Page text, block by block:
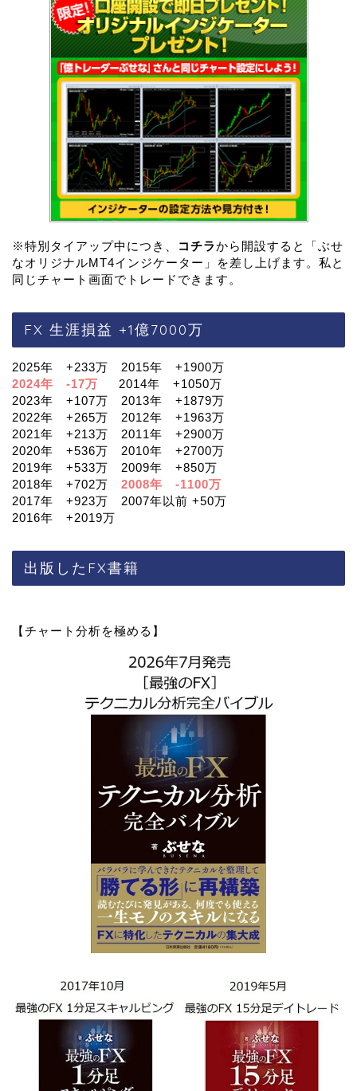
※特別タイアップ中につき、 コチラから開設すると「ぶせ
なオリジナルMT4インジケーター」を差し上げます。私と
同じチャート画面でトレードできます。
FX 生涯損益 +1億7000万
2025年 +233万 2015年 +1900万
2024年 -17万
2014年 +1050万
2023年 +107万 2013年 +1879万
2022年 +265万 2012年 +1963万
2021年 +213万 2011年 +2900万
2020年 +536万 2010年 +2700万
2019年 +533万 2009年 +850万
2018年 +702万 2008年 -1100万
2017年 +923万 2007年以前 +50万
2016年 +2019万
出版したFX書籍
【チャート分析を極める】